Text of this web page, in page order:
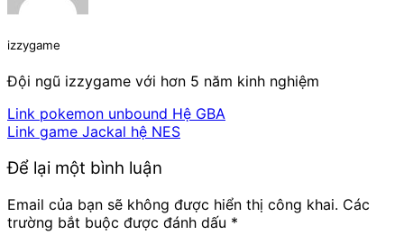
izzygame
Đội ngũ izzygame với hơn 5 năm kinh nghiệm
Link pokemon unbound Hệ GBA
Link game Jackal hệ NES
Để lại một bình luận
Email của bạn sẽ không được hiển thị công khai. Các
trường bắt buộc được đánh dấu *